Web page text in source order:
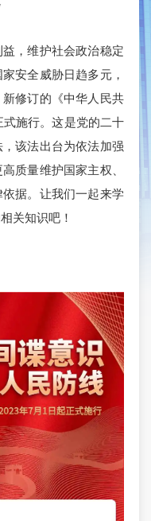
，维护社会政治稳定
安全威胁日趋多元，
修订的《中华人民共
施行。这是党的二十
该法出台为依法加强
质量维护国家主权、
据。让我们一起来学
关知识吧！